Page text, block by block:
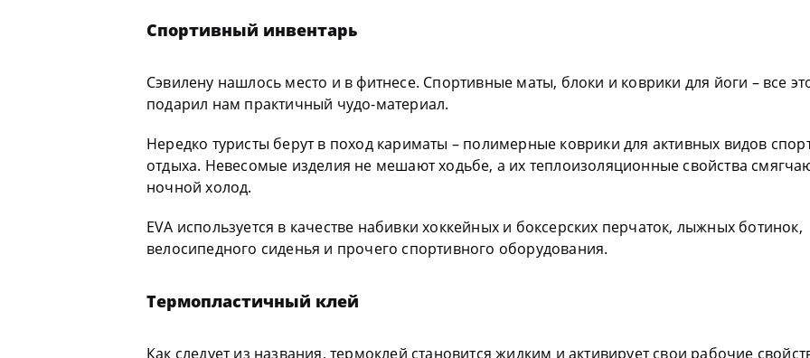
Спортивный инвентарь
Сэвилену нашлось место и в фитнесе. Спортивные маты, блоки и коврики для йоги – все
подарил нам практичный чудо-материал.
Нередко туристы берут в поход кариматы – полимерные коврики для активных видов
отдыха. Невесомые изделия не мешают ходьбе, а их теплоизоляционные свойства
ночной холод.
EVA используется в качестве набивки хоккейных и боксерских перчаток, лыжных ботинок,
велосипедного сиденья и прочего спортивного оборудования.
Термопластичный клей
Как следует из названия, термоклей становится жидким и активирует свои рабочие